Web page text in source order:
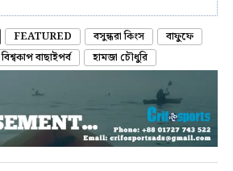
FEATURED বসুন্ধরা কিংস
বাফুফে
বিশ্বকাপ বাছাইপর্ব হামজা চৌধুরি